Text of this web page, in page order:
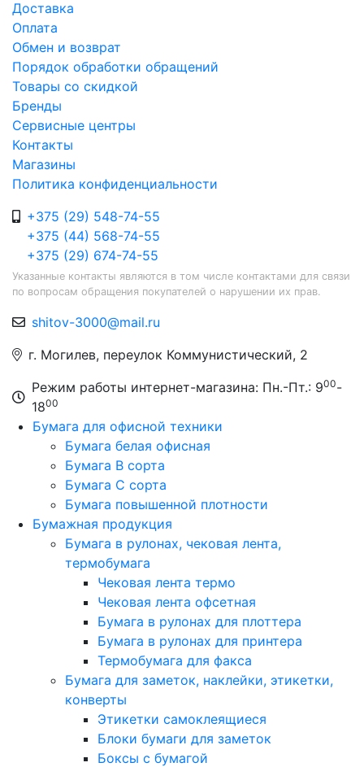
Доставка
Оплата
Обмен и возврат
Порядок обработки обращений
Товары со скидкой
Бренды
Сервисные центры
Контакты
Магазины
Политика конфиденциальности
+375 (29) 548-74-55
+375 (44) 568-74-55
+375 (29) 674-74-55
Указанные контакты являются в том числе контактами для связи
по вопросам обращения покупателей о нарушении их прав.
shitov-3000@mail.ru
г. Могилев, переулок Коммунистический, 2
Режим работы интернет-магазина: Пн.-Пт.: 900-
1800
Бумага для офисной техники
Бумага белая офисная
Бумага B сорта
Бумага C сорта
Бумага повышенной плотности
Бумажная продукция
Бумага в рулонах, чековая лента,
термобумага
Чековая лента термо
Чековая лента офсетная
Бумага в рулонах для плоттера
Бумага в рулонах для принтера
Термобумага для факса
Бумага для заметок, наклейки, этикетки,
конверты
Этикетки самоклеящиеся
Блоки бумаги для заметок
Боксы с бумагой